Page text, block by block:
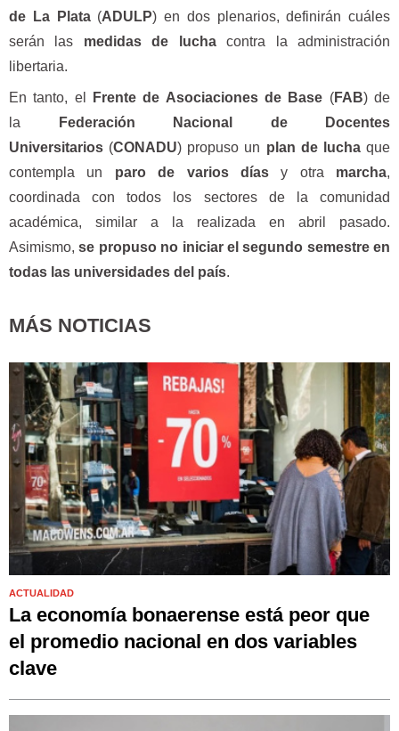
de La Plata (ADULP) en dos plenarios, definirán cuáles
serán las medidas de luchacontra la administración
libertaria.
En tanto, el Frente de Asociaciones de Base (FAB) de
la
Federación Nacional de Docentes
Universitarios (CONADU) propuso un plan de luchaque
contempla un paro de varios díasy otra marcha,
coordinada con todos los sectores de la comunidad
académica, similar a la realizada en abril pasado.
Asimismo,se propuso no iniciar el segundo semestre en
todas las universidades del país.
MÁS NOTICIAS
ACTUALIDAD
La economía bonaerense está peor que
el promedio nacional en dos variables
clave